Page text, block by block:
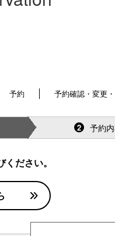
予約
予約確認・変更
2 予約
ださい。